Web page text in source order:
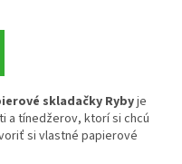
skladačky Rybyje
a tínedžerov, ktorí si chcú
si vlastné papierové